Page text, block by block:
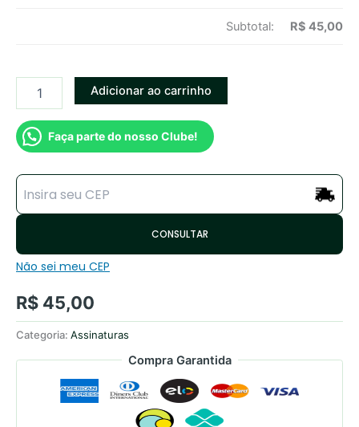
Subtotal: R$ 45,00
Adicionar ao carrinho
Faça parte do nosso Clube!
CONSULTAR
Não sei meu CEP
R$ 45,00
Categoria: Assinaturas
Compra Garantida